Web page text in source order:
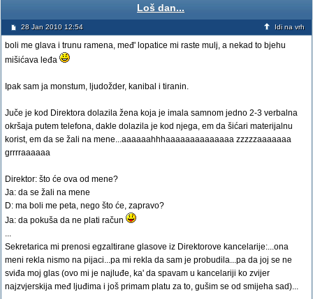
Loš dan...
28 Jan 2010 12:54 Idi na vrh
boli me glava i trunu ramena, međ' lopatice mi raste mulj, a nekad to bjehu
mišićava leđa
Ipak sam ja monstum, ljudožder, kanibal i tiranin.
Juče je kod Direktora dolazila žena koja je imala samnom jedno 2-3 verbalna
okršaja putem telefona, dakle dolazila je kod njega, em da šićari materijalnu
korist, em da se žali na mene...aaaaaahhhaaaaaaaaaaaaaa zzzzzaaaaaaa
grrrraaaaaa
Direktor: što će ova od mene?
Ja: da se žali na mene
D: ma boli me peta, nego što će, zapravo?
Ja: da pokuša da ne plati račun
...
Sekretarica mi prenosi egzaltirane glasove iz Direktorove kancelarije:...ona
meni rekla nismo na pijaci...pa mi rekla da sam je probudila...pa da joj se ne
sviđa moj glas (ovo mi je najluđe, ka' da spavam u kancelariji ko zvijer
najzvjerskija međ ljuđima i još primam platu za to, gušim se od smijeha sad)...